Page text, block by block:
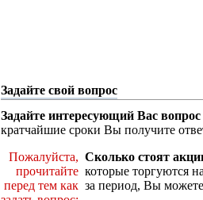
Задайте свой вопрос
Задайте интересующий Вас вопрос
кратчайшие сроки Вы получите
Пожалуйста,
прочитайте
перед тем как
Сколько стоят
которые торгуются
за период, Вы